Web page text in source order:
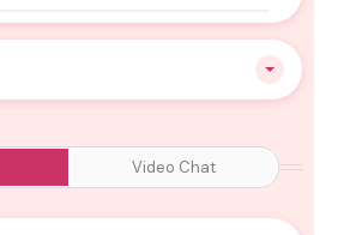
Video Chat